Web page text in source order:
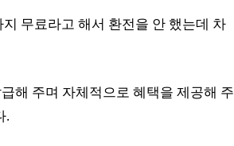
무료라고 해서 환전을 안 했는데 차
해 주며 자체적으로 혜택을 제공해 주
.